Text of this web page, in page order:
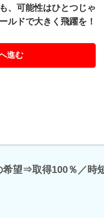
、可能性はひとつじゃ
ドで大きく飛躍を！
進む
希望⇒取得100％／時